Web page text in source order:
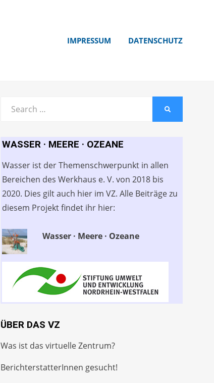
IMPRESSUM DATENSCHUTZ
WASSER · MEERE · OZEANE
Wasser ist der Themenschwerpunkt in allen
Bereichen des Werkhaus e. V. von 2018 bis
2020. Dies gilt auch hier im VZ. Alle Beiträge zu
diesem Projekt findet ihr hier:
Wasser · Meere · Ozeane
ÜBER DAS VZ
Was ist das virtuelle Zentrum?
BerichterstatterInnen gesucht!